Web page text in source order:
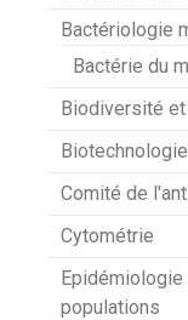
Bactériologie
Bactérie du
Biodiversité
Comité de
Cytométrie
populations